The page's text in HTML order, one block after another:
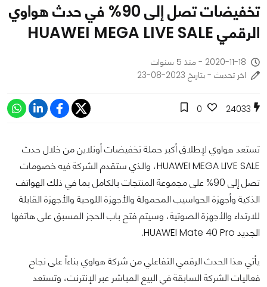
تخفيضات تصل إلى 90% في حدث هواوي
الرقمي HUAWEI MEGA LIVE SALE
2020-11-18 - منذ 5 سنوات
اخر تحديث - بتاريخ 2023-08-23
24033
0
تستعد هواوي لإطلاق أكبر حملة تخفيضات أونلاين من خلال حدث
HUAWEI MEGA LIVE SALE، والذي ستقدم الشركة فيه خصومات
تصل إلى 90% على مجموعة المنتجات بالكامل بما في ذلك الهواتف
الذكية وأجهزة الحواسيب المحمولة والأجهزة اللوحية والأجهزة القابلة
للارتداء والأجهزة الصوتية، وسيتم فتح باب الحجز المسبق على هاتفها
الجديد HUAWEI Mate 40 Pro.
يأتي هذا الحدث الرقمي التفاعلي من شركة هواوي بناءاً على نجاح
فعاليات الشركة السابقة في البيع المباشر عبر الإنترنت، وتستعد